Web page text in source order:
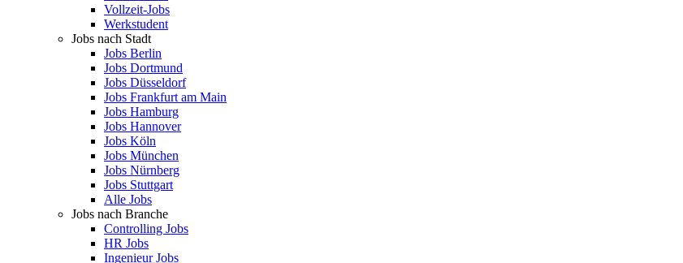
Vollzeit-Jobs
Werkstudent
Jobs nach Stadt
Jobs Berlin
Jobs Dortmund
Jobs Düsseldorf
Jobs Frankfurt am Main
Jobs Hamburg
Jobs Hannover
Jobs Köln
Jobs München
Jobs Nürnberg
Jobs Stuttgart
Alle Jobs
Jobs nach Branche
Controlling Jobs
HR Jobs
Ingenieur Jobs